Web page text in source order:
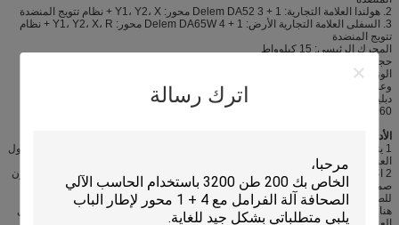
اترك رسالة
2. هولندا العلامة التجارية: Delem DA52 3 + 1 محور: Y1، Y2، X + نظام تتويج المنضدة
3. السفلى العلامة التجارية الأرض: Delem DA65W 4 + 1 محور: Y1، Y2، X، R + نظام
تتويج المنضدة
المحرك الرئيسي: 15 كيلوواط
حجم خزان النفط: 670L
الوزن: 11500 كجم
وعموما الأبعاد: L 4250 ملم
دبليو 2145 ملم
H 2960 ملم
الأداء الرئيسي:
1 يتكون الإطار من الجهاز من الخزان، المنضدة، واليسار والعلب المناسبة وذاكرة الوصول
العشوائي. لذلك لديه قوة عالية وصلابة جيدة. كما أنه يأخذ اهتزاز للقضاء على الإجهاد.
2 اعتماد صمام النسبي الكهربائية الهيدروليكية لضمان التزامن من كلا اسطوانات. ويتكون
صمام النسبي من قبل شركة BOSCH مع أداء جيد للغاية مثل احتكاك صغيرة، مكبر
للصوت الإلكترونية بخير والمغناطيس الكهربائي مع قوة مسيطرة عالية وعمل متواصل.
هناك نوعان من displayers النقطية على جانبي الجهاز لتفقد الموقف من ذاكرة الوصول